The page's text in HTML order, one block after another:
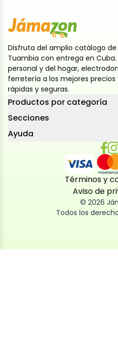
Disfruta del amplio catálogo
Tuambia con entrega en
personal y del hogar,
ferretería a los mejores
rápidas y seguras.
Productos por categoría
Secciones
Ayuda
Términos y
Aviso de
© 2026
Todos los